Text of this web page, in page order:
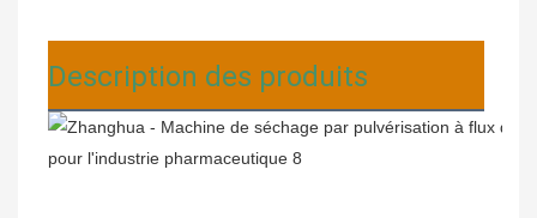
Description des produits